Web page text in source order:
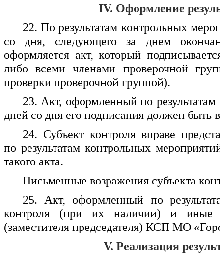
IV. Оформление
22. По результатам контрольных
со дня, следующего за днем
оформляется акт, который
либо всеми членами проверочной
проверки проверочной группой).
23. Акт, оформленный по
дней со дня его подписания должен быть
24. Субъект контроля вправе
по результатам контрольных
такого акта.
Письменные возражения субъекта
25. Акт, оформленный по
контроля (при их наличии) и иные
(заместителя председателя) КСП МО
V. Реализация